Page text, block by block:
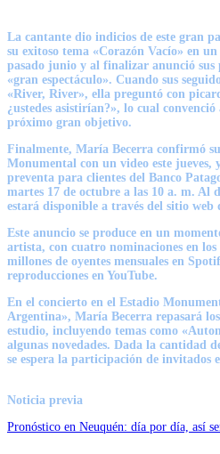
La cantante dio indicios de este gran
su exitoso tema «Corazón Vacío» en
pasado junio y al finalizar anunció sus
«gran espectáculo». Cuando sus
«River, River», ella preguntó con
¿ustedes asistirían?», lo cual convenció
próximo gran objetivo.
Finalmente, María Becerra confirmó
Monumental con un video este jueves,
preventa para clientes del Banco
martes 17 de octubre a las 10 a. m. Al
estará disponible a través del sitio web
Este anuncio se produce en un
artista, con cuatro nominaciones en
millones de oyentes mensuales en
reproducciones en YouTube.
En el concierto en el Estadio
Argentina», María Becerra repasará
estudio, incluyendo temas como
algunas novedades. Dada la cantidad
se espera la participación de invitados
Noticia previa
Pronóstico en Neuquén: día por día, así